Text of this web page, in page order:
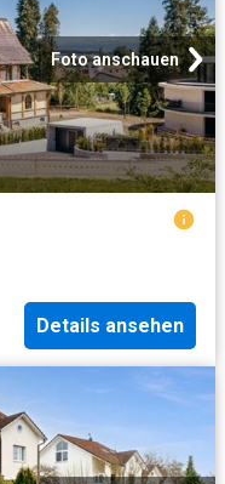
Foto anschauen
Details ansehen